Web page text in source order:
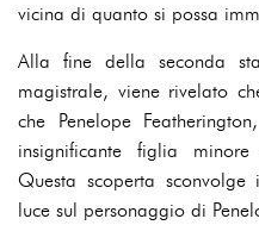
vicina di quanto si possa
Alla fine della seconda
magistrale, viene rivelato
che Penelope
insignificante figlia
Questa scoperta
luce sul personaggio di